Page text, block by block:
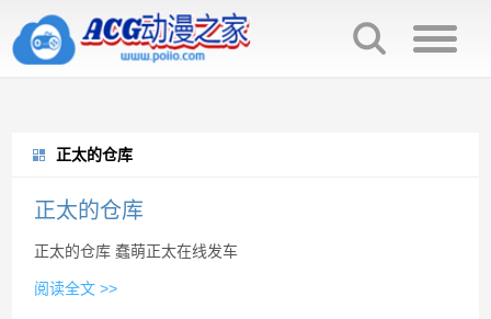
正太的仓库
正太的仓库
正太的仓库 蠢萌正太在线发车
阅读全文 >>